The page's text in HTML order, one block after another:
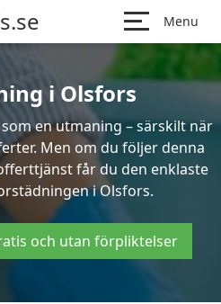
Menu
i Olsfors
en utmaning – särskilt när
Men om du följer denna
får du den enklaste
i Olsfors.
och utan förpliktelser